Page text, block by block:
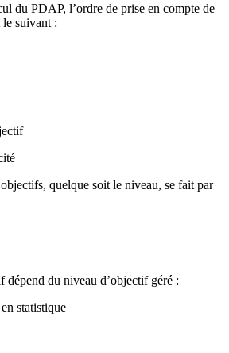
du PDAP, l’ordre de prise en compte de
suivant :
quelque soit le niveau, se fait par
dépend du niveau d’objectif géré :
statistique